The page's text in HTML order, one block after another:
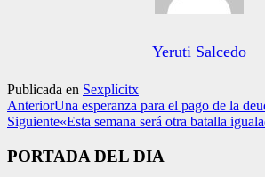
Yeruti Salcedo
Publicada en Sexplícitx
AnteriorUna esperanza para el pago de la
Siguiente«Esta semana será otra batalla
PORTADA DEL DIA